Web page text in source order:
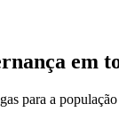
em
para a população